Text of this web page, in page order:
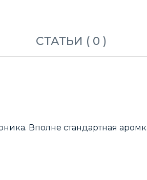
СТАТЬИ ( 0 )
Вполне стандартная